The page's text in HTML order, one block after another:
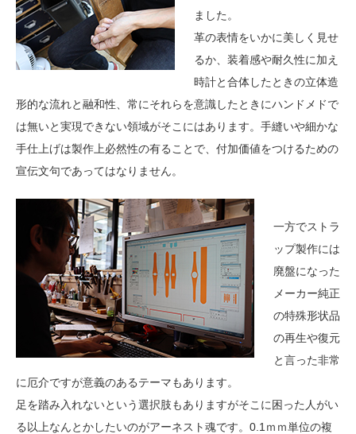
ました。
革の表情をいかに美しく見せ
るか、装着感や耐久性に加え
時計と合体したときの立体造
形的な流れと融和性、常にそれらを意識したときにハンドメドで
は無いと実現できない領域がそこにはあります。手縫いや細かな
手仕上げは製作上必然性の有ることで、付加価値をつけるための
宣伝文句であってはなりません。
一方でストラ
ップ製作には
廃盤になった
メーカー純正
の特殊形状品
の再生や復元
と言った非常
に厄介ですが意義のあるテーマもあります。
足を踏み入れないという選択肢もありますがそこに困った人がい
る以上なんとかしたいのがアーネスト魂です。0.1ｍｍ単位の複